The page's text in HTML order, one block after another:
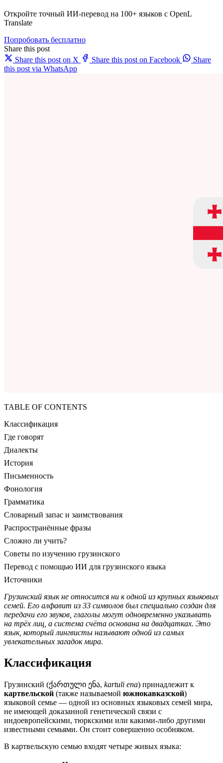
Откройте точный ИИ-перевод на 100+ языков с OpenL
Translate
Попробовать бесплатно
Share this post
Share this post on X
Share this post on Facebook
Share
this post via WhatsApp
TABLE OF CONTENTS
Классификация
Где говорят
Диалекты
История
Письменность
Фонология
Грамматика
Словарный запас и заимствования
Распространённые фразы
Сложно ли учить?
Советы по изучению грузинского
Перевод с помощью ИИ для грузинского языка
Источники
Грузинский язык не относится ни к одной из крупных языковых
семей. Его алфавит из 33 символов был специально создан для
передачи его звуков, глаголы могут одновременно указывать
на трёх лиц, а система счёта основана на двадцатках. Это
язык, который лингвисты называют одной из самых
увлекательных загадок мира.
Классификация
Грузинский (ქართული ენა, kartuli ena) принадлежит к
картвельской (также называемой южнокавказской)
языковой семье — одной из основных языковых семей мира,
не имеющей доказанной генетической связи с
индоевропейскими, тюркскими или какими-либо другими
известными семьями. Он стоит совершенно особняком.
В картвельскую семью входят четыре живых языка: